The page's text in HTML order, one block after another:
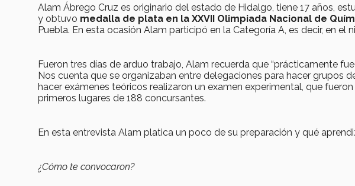
Alam Ábrego Cruz es originario del estado de Hidalgo, tiene 17 años,
y obtuvo medalla de plata en la XXVII Olimpiada Nacional de
Puebla. En esta ocasión Alam participó en la Categoría A, es decir, en el
Fueron tres días de arduo trabajo, Alam recuerda que “prácticamente
Nos cuenta que se organizaban entre delegaciones para hacer grupos
hacer exámenes teóricos realizaron un examen experimental, que
primeros lugares de 188 concursantes.
En esta entrevista Alam platica un poco de su preparación y qué
¿Cómo te convocaron?